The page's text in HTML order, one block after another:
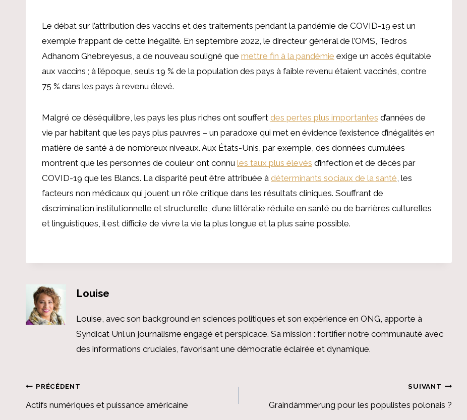
Le débat sur l’attribution des vaccins et des traitements pendant la pandémie de COVID-19 est un
exemple frappant de cette inégalité. En septembre 2022, le directeur général de l’OMS, Tedros
Adhanom Ghebreyesus, a de nouveau souligné que mettre fin à la pandémie exige un accès équitable
aux vaccins ; à l’époque, seuls 19 % de la population des pays à faible revenu étaient vaccinés, contre
75 % dans les pays à revenu élevé.
Malgré ce déséquilibre, les pays les plus riches ont souffert des pertes plus importantes d’années de
vie par habitant que les pays plus pauvres – un paradoxe qui met en évidence l’existence d’inégalités en
matière de santé à de nombreux niveaux. Aux États-Unis, par exemple, des données cumulées
montrent que les personnes de couleur ont connu les taux plus élevés d’infection et de décès par
COVID-19 que les Blancs. La disparité peut être attribuée à déterminants sociaux de la santé , les
facteurs non médicaux qui jouent un rôle critique dans les résultats cliniques. Souffrant de
discrimination institutionnelle et structurelle, d’une littératie réduite en santé ou de barrières culturelles
et linguistiques, il est difficile de vivre la vie la plus longue et la plus saine possible.
Louise
Louise, avec son background en sciences politiques et son expérience en ONG, apporte à
Syndicat Unl un journalisme engagé et perspicace. Sa mission : fortifier notre communauté avec
des informations cruciales, favorisant une démocratie éclairée et dynamique.
Navigation
PRÉCÉDENT
Actifs numériques et puissance américaine
SUIVANT
Graindämmerung pour les populistes polonais ?